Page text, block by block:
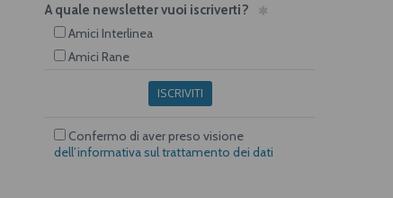
A quale newsletter vuoi iscriverti?
Amici Interlinea
Amici Rane
ISCRIVITI
Confermo di aver preso visione
dell’informativa sul trattamento dei dati